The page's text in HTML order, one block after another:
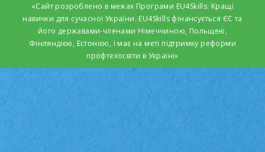
«Сайт розроблено в межах Програми EU4Skills: Кращі
навички для сучасної України. EU4Skills фінансується ЄС та
його державами-членами Німеччиною, Польщею,
Фінляндією, Естонією, і має на меті підтримку реформи
профтехосвіти в Україні»